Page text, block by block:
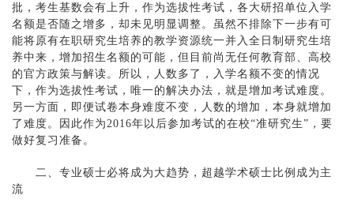
批，考生基数会有上升，作为选拔性考试，各大研招单位入学
名额是否随之增多，却未见明显调整。虽然不排除下一步有可
能将原有在职研究生培养的教学资源统一并入全日制研究生培
养中来，增加招生名额的可能，但目前尚无任何教育部、高校
的官方政策与解读。所以，人数多了，入学名额不变的情况
下，作为选拔性考试，唯一的解决办法，就是增加考试难度。
另一方面，即便试卷本身难度不变，人数的增加，本身就增加
了难度。因此作为2016年以后参加考试的在校“准研究生”，要
做好复习准备。
二、专业硕士必将成为大趋势，超越学术硕士比例成为主
流